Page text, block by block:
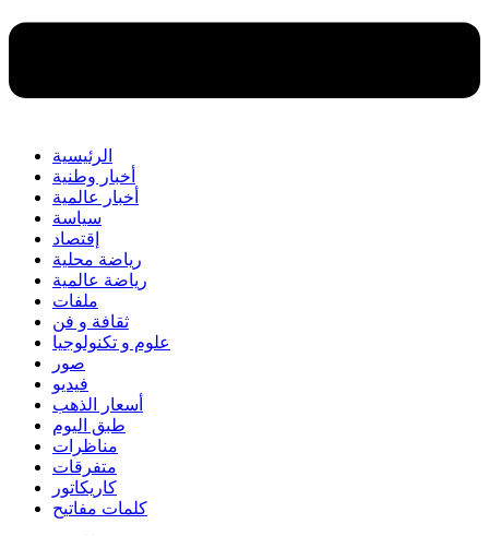
الرئيسية
أخبار وطنية
أخبار عالمية
سياسة
إقتصاد
رياضة محلية
رياضة عالمية
ملفات
ثقافة و فن
علوم و تكنولوجيا
صور
فيديو
أسعار الذهب
طبق اليوم
مناظرات
متفرقات
كاريكاتور
كلمات مفاتيح